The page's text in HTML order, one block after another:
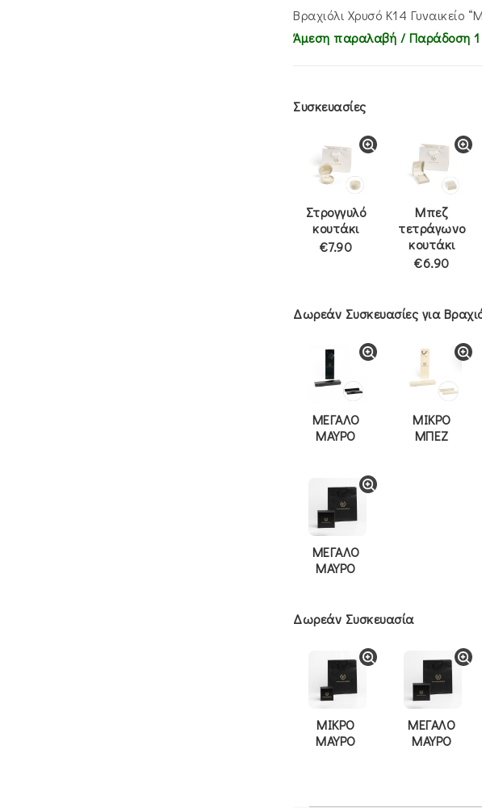
Βραχιόλι Χρυσό Κ14 Γυναικείο
Άμεση παραλαβή / Παράδoση 1
Συσκευασίες
Στρογγυλό
κουτάκι
€7.90
Μπεζ
τετράγωνο
κουτάκι
€6.90
Δωρεάν Συσκευασίες για
ΜΕΓΑΛΟ
ΜΑΥΡΟ
ΜΙΚΡΟ
ΜΠΕΖ
ΜΕΓΑΛΟ
ΜΑΥΡΟ
Δωρεάν Συσκευασία
ΜΙΚΡΟ
ΜΑΥΡΟ
ΜΕΓΑΛΟ
ΜΑΥΡΟ